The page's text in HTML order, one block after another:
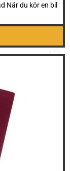
När du kör en bil